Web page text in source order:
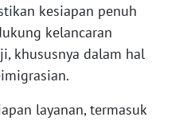
kesiapan penuh
kelancaran
khususnya dalam hal
layanan, termasuk